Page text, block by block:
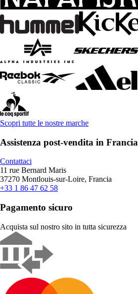
Scopri tutte le nostre marche
Assistenza post-vendita in Francia
Contattaci
11 rue Bernard Maris
37270 Montlouis-sur-Loire, Francia
+33 1 86 47 62 58
Pagamento sicuro
Acquista sul nostro sito in tutta sicurezza